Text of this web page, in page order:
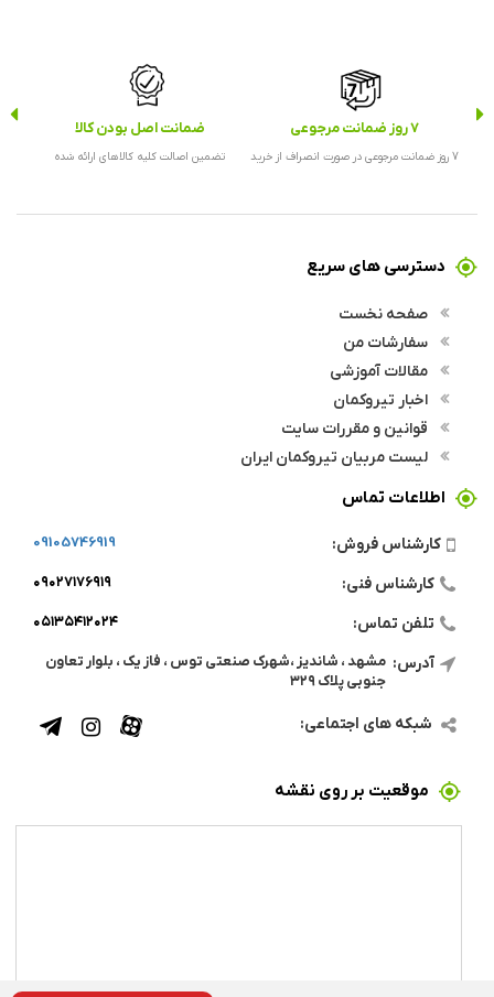
7 روز ضمانت مرجوعی
7 روز ضمانت مرجوعی در صورت انصراف از خرید
ضمانت اصل بودن کالا
تضمین اصالت کلیه کالاهای ارائه شده
دسترسی های سریع
صفحه نخست
سفارشات من
مقالات آموزشی
اخبار تیروکمان
قوانین و مقررات سایت
لیست مربیان تیروکمان ایران
اطلاعات تماس
کارشناس فروش: 09105746919
کارشناس فنی: ۰۹۰۲۷۱۷۶۹۱۹
تلفن تماس: ۰۵۱۳۵۴۱۲۰۲۴
آدرس: مشهد ، شاندیز ،شهرک صنعتی توس ، فاز یک ، بلوار تعاون
جنوبی پلاک ۳۲۹
شبکه های اجتماعی:
موقعیت بر روی نقشه